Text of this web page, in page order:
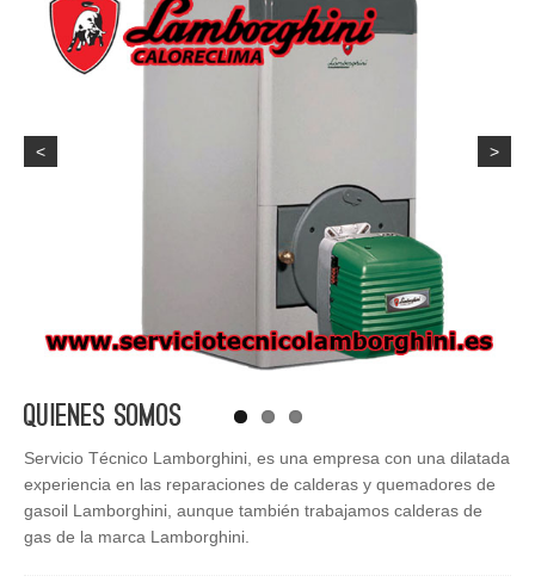
< >
Quienes Somos
Servicio Técnico Lamborghini, es una empresa con una dilatada
experiencia en las reparaciones de calderas y quemadores de
gasoil Lamborghini, aunque también trabajamos calderas de
gas de la marca Lamborghini.